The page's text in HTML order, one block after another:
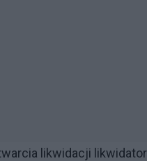
likwidacji